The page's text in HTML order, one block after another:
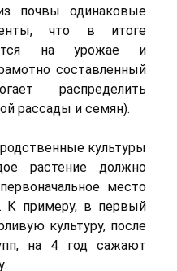
почвы одинаковые
что в итоге
на урожае и
составленный
распределить
рассады и семян).
культуры
растение должно
место
К примеру, в первый
культуру, после
на 4 год сажают